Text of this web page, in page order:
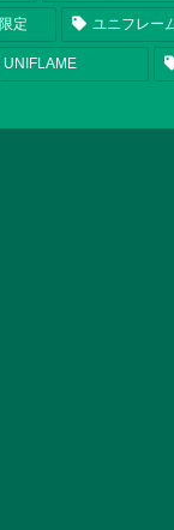
限定 ユニフレー
UNIFLAME